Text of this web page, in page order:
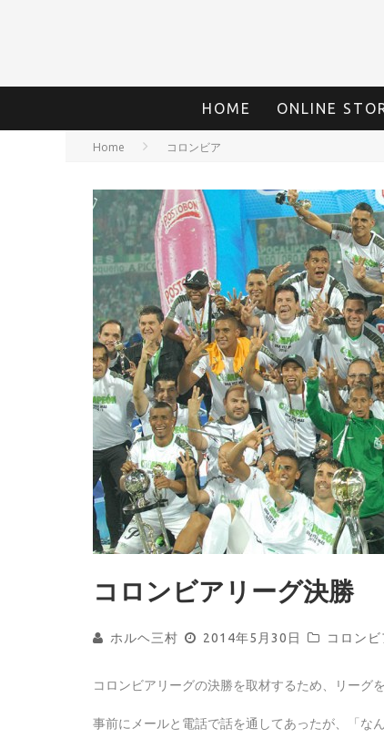
HOME ONLINE
Home コロンビア
コロンビアリーグ決勝
ホルヘ三村 2014年5月30日 コロンビ
コロンビアリーグの決勝を取材するため、リーグ
事前にメールと電話で話を通してあったが、「な